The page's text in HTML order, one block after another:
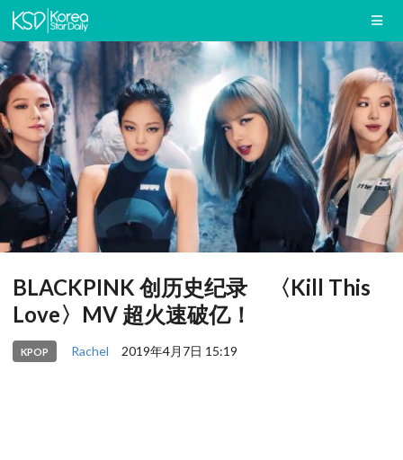
BLACKPINK 创历史纪录 〈Kill This
Love〉MV 超火速破亿！
KPOP Rachel 2019年4月7日 15:19